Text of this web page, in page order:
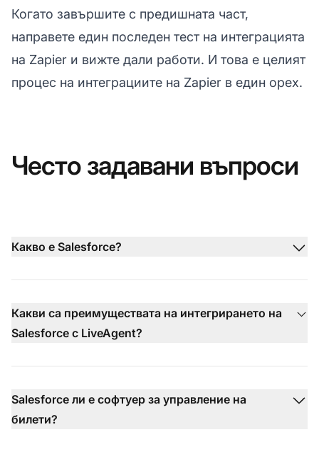
Когато завършите с предишната част,
направете един последен тест на интеграцията
на Zapier и вижте дали работи. И това е целият
процес на интеграциите на Zapier в един орех.
Често задавани въпроси
Какво е Salesforce?
Какви са преимуществата на интегрирането на
Salesforce с LiveAgent?
Salesforce ли е софтуер за управление на
билети?